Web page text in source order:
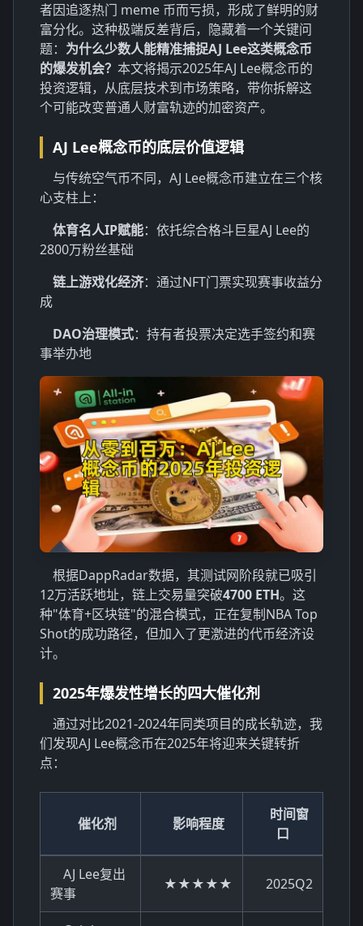
者因追逐热门 meme 币而亏损，形成了鲜明的财
富分化。这种极端反差背后，隐藏着一个关键问
题： 为什么少数人能精准捕捉AJ Lee这类概念币
的爆发机会？ 本文将揭示2025年AJ Lee概念币的
投资逻辑，从底层技术到市场策略，带你拆解这
个可能改变普通人财富轨迹的加密资产。
AJ Lee概念币的底层价值逻辑
与传统空气币不同，AJ Lee概念币建立在三个核
心支柱上：
体育名人IP赋能：依托综合格斗巨星AJ Lee的
2800万粉丝基础
链上游戏化经济：通过NFT门票实现赛事收益分
成
DAO治理模式：持有者投票决定选手签约和赛
事举办地
根据DappRadar数据，其测试网阶段就已吸引
12万活跃地址，链上交易量突破4700 ETH。这
种"体育+区块链"的混合模式，正在复制NBA Top
Shot的成功路径，但加入了更激进的代币经济设
计。
2025年爆发性增长的四大催化剂
通过对比2021-2024年同类项目的成长轨迹，我
们发现AJ Lee概念币在2025年将迎来关键转折
点：
催化剂 影响程度
时间窗
口
AJ Lee复出
赛事
★★★★★ 2025Q2